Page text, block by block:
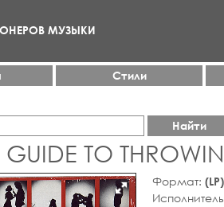
МУЗЫКИ
Стили
Найти
TO
Формат: